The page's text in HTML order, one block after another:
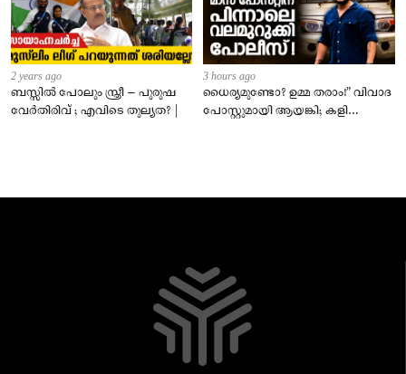
2 years ago
ബസ്സിൽ പോലും സ്ത്രീ – പുരുഷ
വേർതിരിവ് ; എവിടെ തുല്യത? |
3 hours ago
ധൈര്യമുണ്ടോ? ഉമ്മ തരാം!” വിവാദ
പോസ്റ്റുമായി ആയങ്കി; കളി